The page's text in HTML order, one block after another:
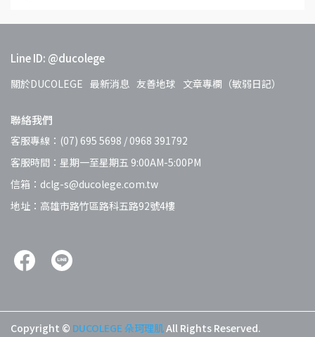
Line ID: @ducolege
關於DUCOLEGE 最新消息 友善地球 文章專欄（敏弱日記）
聯絡我們
客服專線：(07) 695 5698 / 0968 391792
客服時間：星期一至星期五 9:00AM-5:00PM
信箱：dclg-s@ducolege.com.tw
地址：高雄市路竹區路科五路92號4樓
Copyright © DUCOLEGE 朵珂理肌All Rights Reserved.